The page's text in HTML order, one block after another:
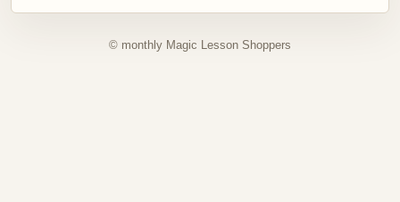
© monthly Magic Lesson Shoppers